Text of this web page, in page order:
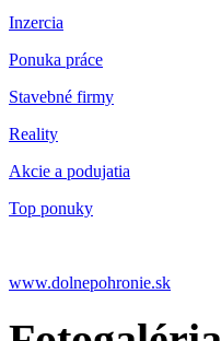
Inzercia
Ponuka práce
Stavebné firmy
Reality
Akcie a podujatia
Top ponuky
www.dolnepohronie.sk